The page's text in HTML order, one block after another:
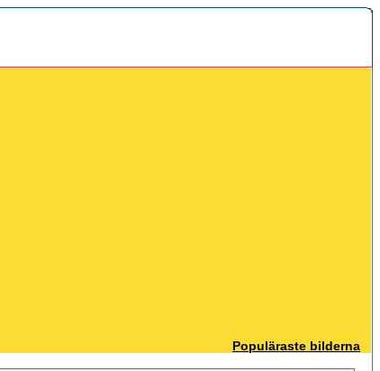
Populäraste bilderna